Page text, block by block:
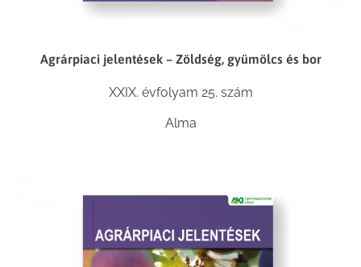
Agrárpiaci jelentések – Zöldség, gyümölcs és bor
XXIX. évfolyam 25. szám
Alma